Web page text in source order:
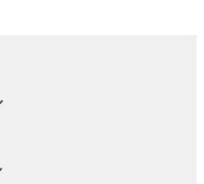
など